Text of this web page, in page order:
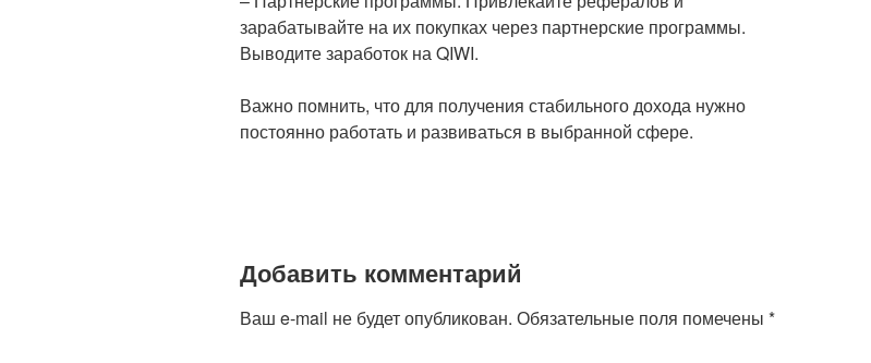
зарабатывайте на их покупках через партнерские программы.
Выводите заработок на QIWI.
Важно помнить, что для получения стабильного дохода нужно
постоянно работать и развиваться в выбранной сфере.
Добавить комментарий
Ваш e-mail не будет опубликован. Обязательные поля помечены *